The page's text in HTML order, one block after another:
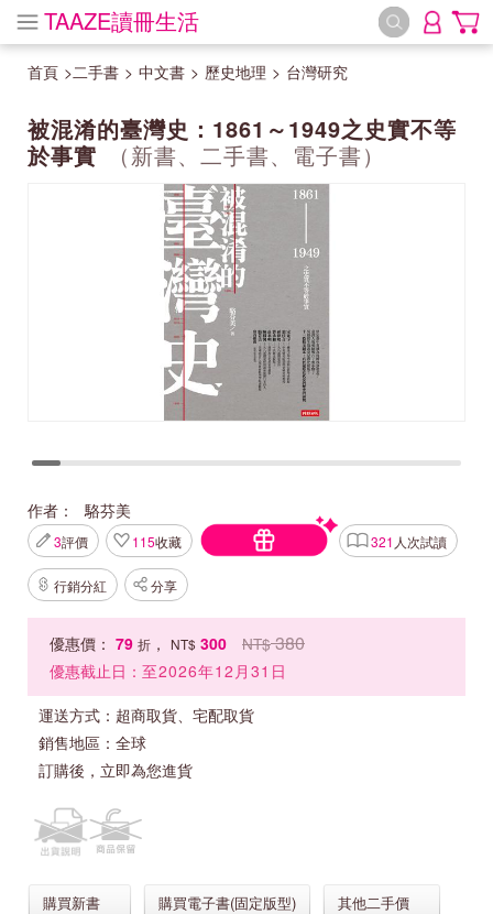
TAAZE讀冊生活
首頁 >二手書 > 中文書 > 歷史地理 > 台灣研究
被混淆的臺灣史：1861～1949之史實不等
於事實
（新書、二手書、電子書）
作者： 駱芬美
3評價 115收藏 321 人次試讀
行銷分紅 分享
優惠價： 79 折 ， NT$ 300 NT$ 380
優惠截止日： 至2026年12月31日
運送方式： 超商取貨、宅配取貨
銷售地區： 全球
訂購後，立即為您進貨
購買新書
購買電子書(固定版型)
其他二手價